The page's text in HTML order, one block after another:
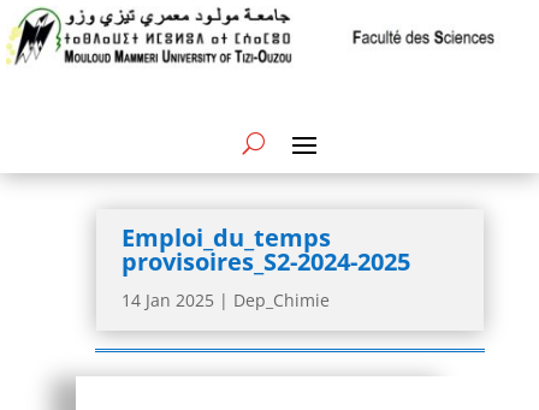
Emploi_du_temps
provisoires_S2-2024-2025
14 Jan 2025 | Dep_Chimie